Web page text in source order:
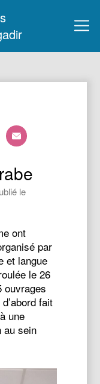
le
ont
par
et langue
le 26
ouvrages
fait
une
au sein